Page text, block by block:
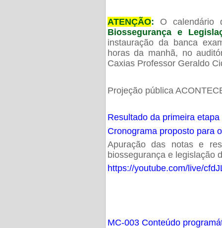
ATENÇÃO: O calendário
Biossegurança e
instauração da banca
horas da manhã, no
Caxias Professor Geraldo
Projeção pública
Resultado da primeira
Cronograma proposto para
Apuração das notas e
biossegurança e legislação
https://youtube.com/live/
MC-003 Conteúdo